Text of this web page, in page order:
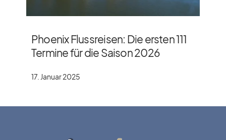
Phoenix Flussreisen: Die ersten 111
Termine für die Saison 2026
17. Januar 2025